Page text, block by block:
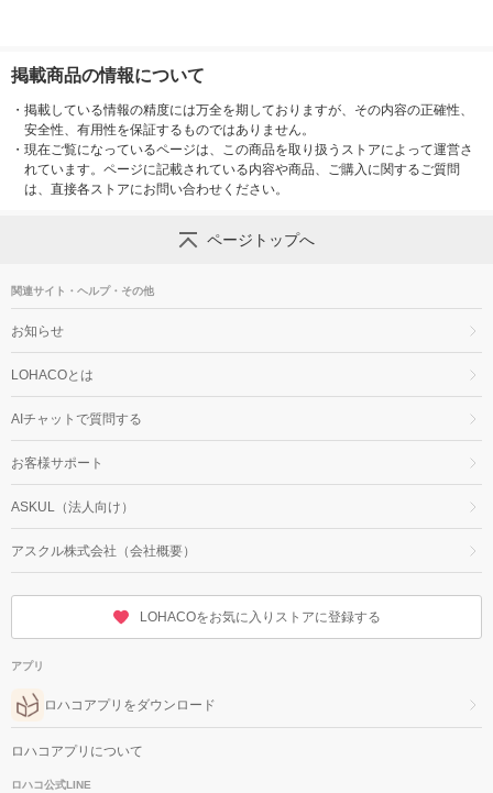
掲載商品の情報について
・ 掲載している情報の精度には万全を期しておりますが、その内容の正確性、
安全性、有用性を保証するものではありません。
・ 現在ご覧になっているページは、この商品を取り扱うストアによって運営さ
れています。ページに記載されている内容や商品、ご購入に関するご質問
は、直接各ストアにお問い合わせください。
ページトップへ
関連サイト・ヘルプ・その他
お知らせ
LOHACOとは
AIチャットで質問する
お客様サポート
ASKUL（法人向け）
アスクル株式会社（会社概要）
LOHACOをお気に入りストアに登録する
アプリ
ロハコアプリをダウンロード
ロハコアプリについて
ロハコ公式LINE